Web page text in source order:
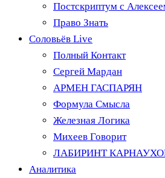
Постскриптум с
Право Знать
Соловьёв Live
Полный Контакт
Сергей Мардан
АРМЕН ГАСПАРЯН
Формула Смысла
Железная Логика
Михеев Говорит
ЛАБИРИНТ
Аналитика